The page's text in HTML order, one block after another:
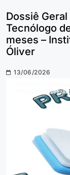
Dossiê
Tecnólogo
meses –
Óliver
13/06/2026